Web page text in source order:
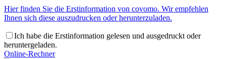
Hier finden Sie die Erstinformation von covomo. Wir empfehlen
Ihnen sich diese auszudrucken oder herunterzuladen.
Ich habe die Erstinformation gelesen und ausgedruckt oder
heruntergeladen.
Online-Rechner